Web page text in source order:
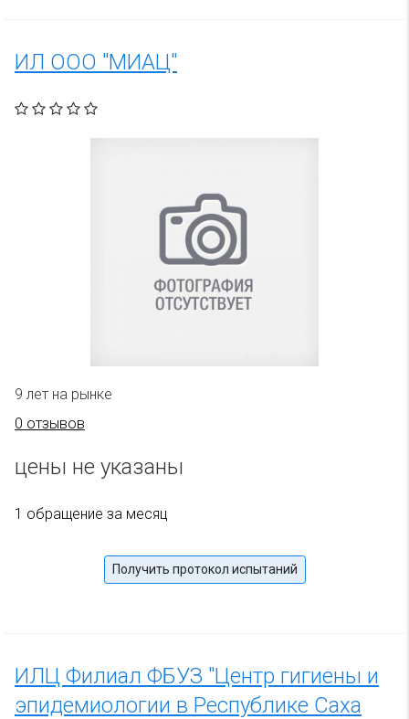
ИЛ ООО "МИАЦ"
9 лет на рынке
0 отзывов
цены не указаны
1 обращение за месяц
Получить протокол испытаний
ИЛЦ Филиал ФБУЗ "Центр гигиены и
эпидемиологии в Республике Саха